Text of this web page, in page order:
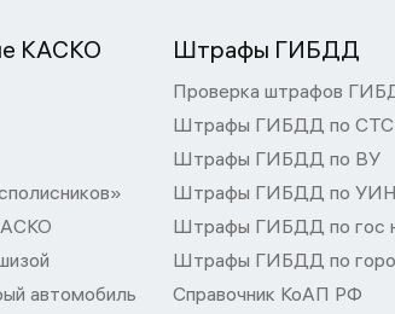
КАСКО
автомобиль
Штрафы ГИБДД
Проверка штрафов
Штрафы ГИБДД по СТС
Штрафы ГИБДД по ВУ
Штрафы ГИБДД по УИН
Штрафы ГИБДД по гос
Штрафы ГИБДД по
Справочник КоАП РФ